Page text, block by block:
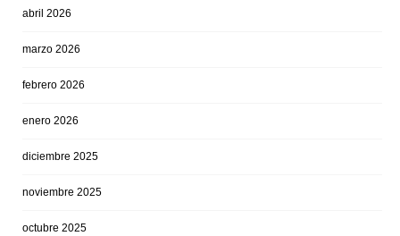
abril 2026
marzo 2026
febrero 2026
enero 2026
diciembre 2025
noviembre 2025
octubre 2025